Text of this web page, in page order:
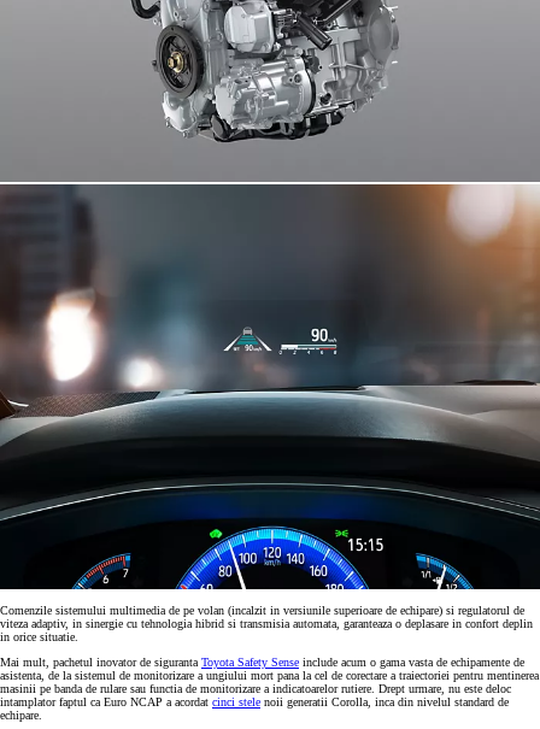
Comenzile sistemului multimedia de pe volan (incalzit in versiunile superioare de echipare) si regulatorul de
viteza adaptiv, in sinergie cu tehnologia hibrid si transmisia automata, garanteaza o deplasare in confort deplin
in orice situatie.
Mai mult, pachetul inovator de siguranta Toyota Safety Sense include acum o gama vasta de echipamente de
asistenta, de la sistemul de monitorizare a ungiului mort pana la cel de corectare a traiectoriei pentru mentinerea
masinii pe banda de rulare sau functia de monitorizare a indicatoarelor rutiere. Drept urmare, nu este deloc
intamplator faptul ca Euro NCAP a acordat cinci stele noii generatii Corolla, inca din nivelul standard de
echipare.